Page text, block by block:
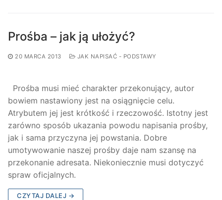
Prośba – jak ją ułożyć?
20 MARCA 2013 JAK NAPISAĆ - PODSTAWY
Prośba musi mieć charakter przekonujący, autor
bowiem nastawiony jest na osiągnięcie celu.
Atrybutem jej jest krótkość i rzeczowość. Istotny jest
zarówno sposób ukazania powodu napisania prośby,
jak i sama przyczyna jej powstania. Dobre
umotywowanie naszej prośby daje nam szansę na
przekonanie adresata. Niekoniecznie musi dotyczyć
spraw oficjalnych.
CZYTAJ DALEJ →